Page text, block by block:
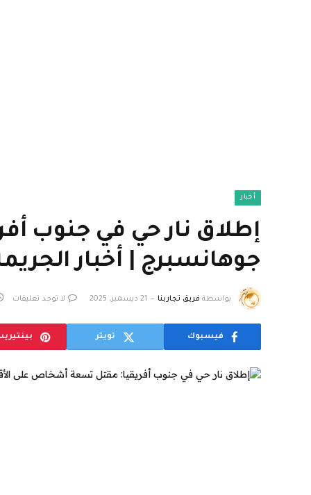
أخبار
إطلاق نار حي في جنوب
جوهانسبرج | أخبار
بواسطة فريق تجاربنا 21 ديسمبر، 2025 لا توجد تعليقات
فيسبوك تويتر